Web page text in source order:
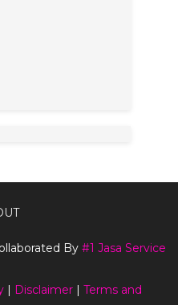
By #1 Jasa Service
| Disclaimer | Terms and